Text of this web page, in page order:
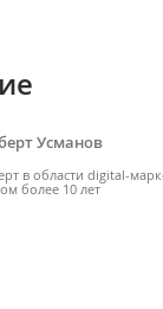
Усманов
в области digital-
более 10 лет